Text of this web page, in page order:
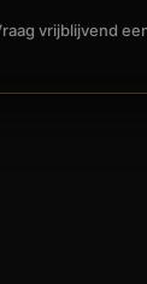
vrijblijvend